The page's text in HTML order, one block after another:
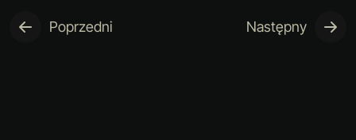
Poprzedni Następny